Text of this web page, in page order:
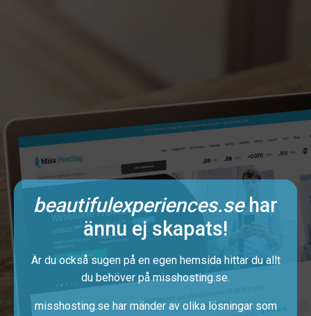
beautifulexperiences.sehar
ännu ej skapats!
Är du också sugen på en egen hemsida hittar du allt
du behöver påmisshosting.se.
misshosting.se har mänder av olika lösningar som